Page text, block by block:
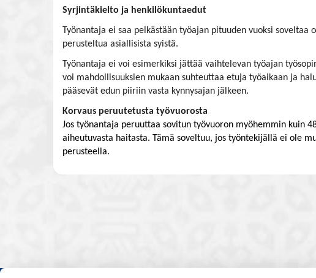
Syrjintäkielto ja henkilökuntaedut
Työnantaja ei saa pelkästään työajan pituuden vuoksi
perusteltua asiallisista syistä.
Työnantaja ei voi esimerkiksi jättää vaihtelevan työajan
voi mahdollisuuksien mukaan suhteuttaa etuja työaikaan ja
pääsevät edun piiriin vasta kynnysajan jälkeen.
Korvaus peruutetusta työvuorosta
Jos työnantaja peruuttaa sovitun työvuoron myöhemmin kuin
aiheutuvasta haitasta. Tämä soveltuu, jos työntekijällä ei ole
perusteella.